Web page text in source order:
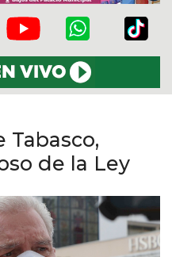
Tabasco,
de la Ley